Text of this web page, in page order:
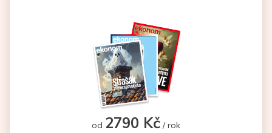
od 2790 Kč / rok